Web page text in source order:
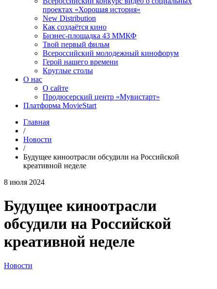
проектах «Хорошая история»
New Distribution
Как создаётся кино
Бизнес-площадка 43 ММКФ
Твой первый фильм
Всероссийский молодежный кинофорум
Герой нашего времени
Круглые столы
О нас
О сайте
Продюсерский центр «Мувистарт»
Платформа MovieStart
Главная
/
Новости
/
Будущее киноотрасли обсудили на Российской
креативной неделе
8 июля 2024
Будущее киноотрасли
обсудили на Российской
креативной неделе
Новости